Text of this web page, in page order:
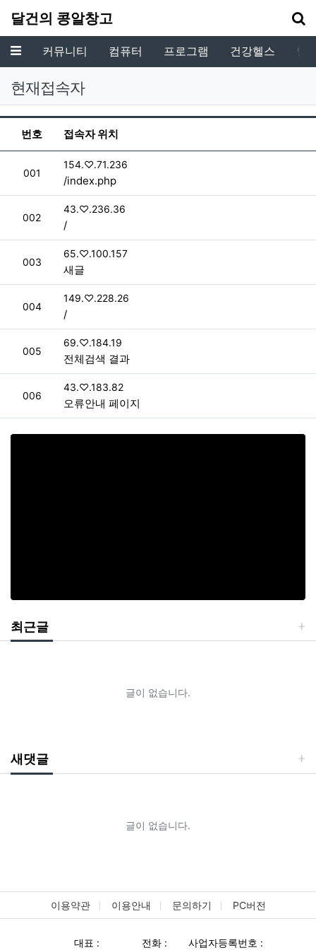
달건의 콩알창고
메뉴 커뮤니티 컴퓨터 프로그램 건강헬스 인
현재접속자
현재 접속자 목록
번호 접속자 위치
번호
001
접속자
154.♡.71.236
/index.php
번호
002
접속자
43.♡.236.36
/
번호
003
접속자
65.♡.100.157
새글
번호
004
접속자
149.♡.228.26
/
번호
005
접속자
69.♡.184.19
전체검색 결과
번호
006
접속자
43.♡.183.82
오류안내 페이지
최근글
글이 없습니다.
새댓글
글이 없습니다.
이용약관 이용안내 문의하기 PC버전
대표 : 전화 : 사업자등록번호 :